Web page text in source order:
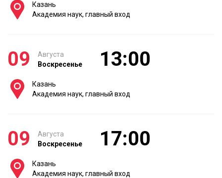
Казань
Академия наук, главный вход
09
Августа
Воскресенье
13:00
Казань
Академия наук, главный вход
09
Августа
Воскресенье
17:00
Казань
Академия наук, главный вход